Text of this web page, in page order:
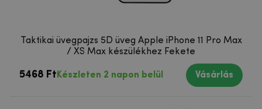
Taktikai üvegpajzs 5D üveg Apple iPhone 11 Pro Max
/ XS Max készülékhez Fekete
5468 Ft Készleten 2 napon belül Vásárlás